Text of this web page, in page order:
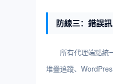
防線三：錯誤
所有代理端點統
堆疊追蹤、